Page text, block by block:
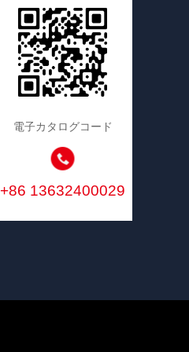
電子カタログコード
+86 13632400029